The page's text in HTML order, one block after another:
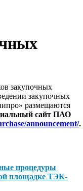
закупочных
закупочных
размещаются
сайт ПАО
announcement/.
процедуры
площадке ТЭК-